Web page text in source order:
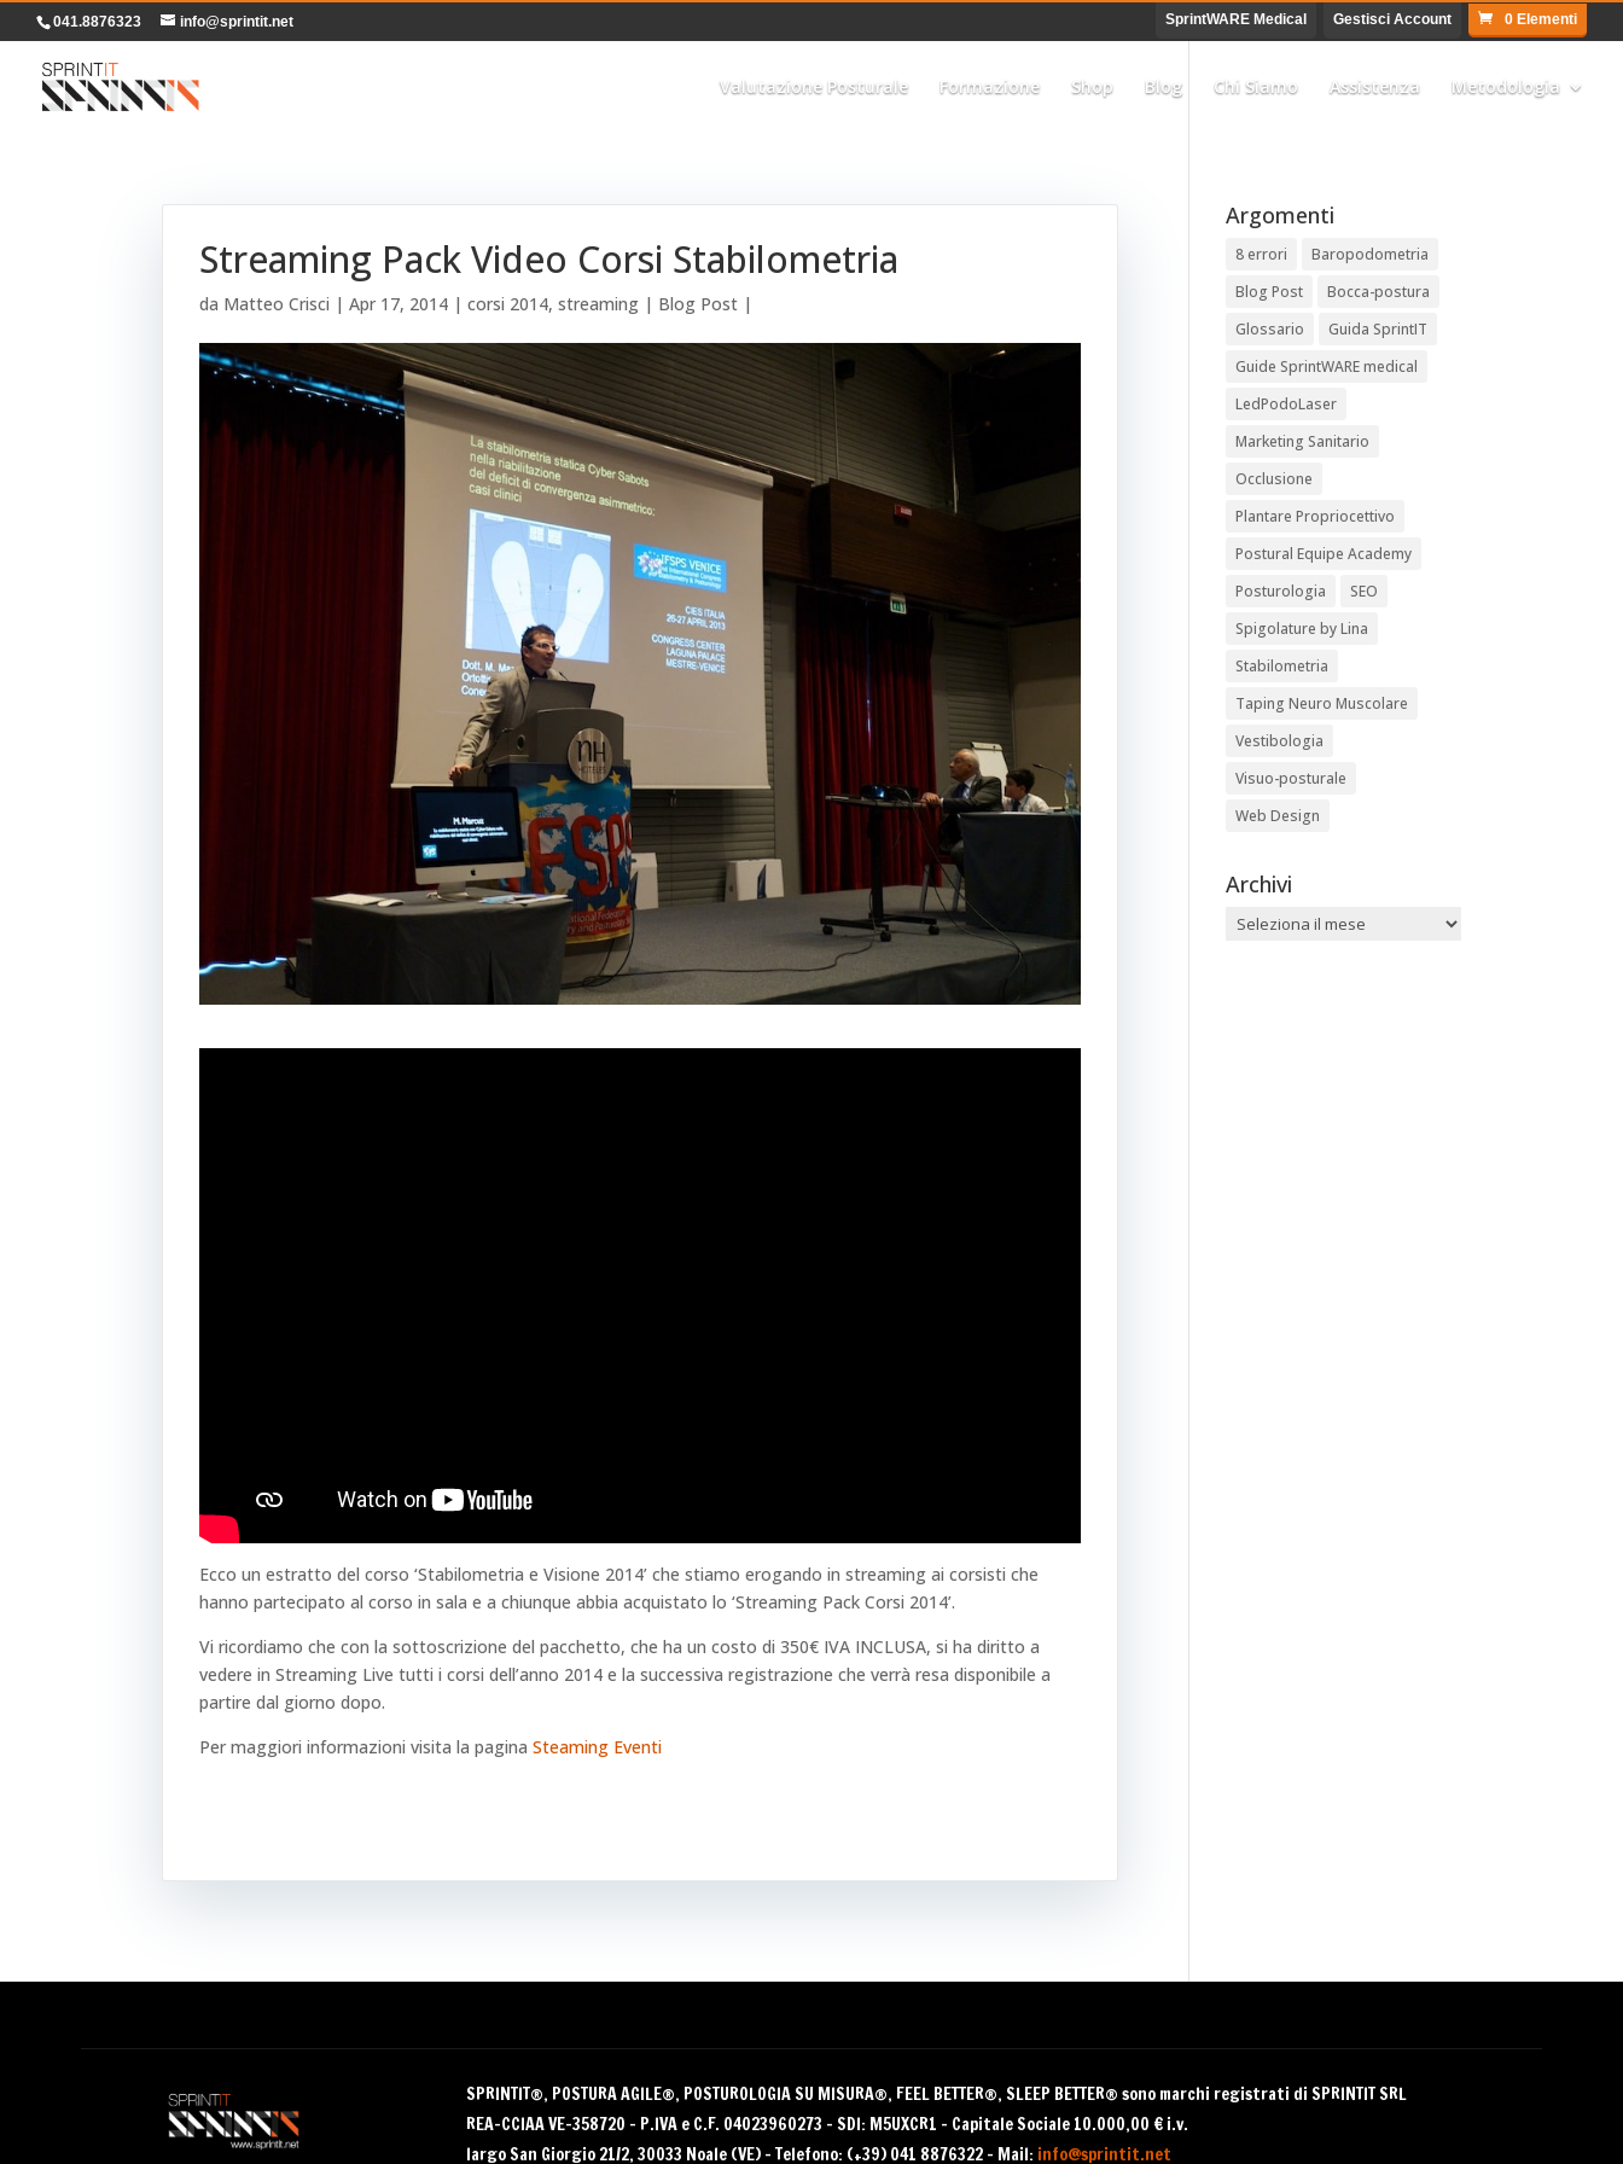
041.8876323 info@sprintit.net SprintWARE Medical Gestisci Account 0 Elementi
Valutazione Posturale Formazione Shop Blog Chi Siamo Assistenza Metodologia
Streaming Pack Video Corsi Stabilometria
da Matteo Crisci |Apr 17, 2014 |corsi 2014,streaming | Blog Post |
Ecco un estratto del corso ‘Stabilometria e Visione 2014’ che stiamo erogando in streaming ai corsisti che
hanno partecipato al corso in sala e a chiunque abbia acquistato lo ‘Streaming Pack Corsi 2014’.
Vi ricordiamo che con la sottoscrizione del pacchetto, che ha un costo di 350€ IVA INCLUSA, si ha diritto a
vedere in Streaming Live tutti i corsi dell’anno 2014 e la successiva registrazione che verrà resa disponibile a
partire dal giorno dopo.
Per maggiori informazioni visita la pagina Steaming Eventi
Argomenti
8 errori
Baropodometria
Blog Post
Bocca-postura
Glossario
Guida SprintIT
Guide SprintWARE medical
LedPodoLaser
Marketing Sanitario
Occlusione
Plantare Propriocettivo
Postural Equipe Academy
Posturologia
SEO
Spigolature by Lina
Stabilometria
Taping Neuro Muscolare
Vestibologia
Visuo-posturale
Web Design
Archivi
Archivi
SPRINTIT®, POSTURA AGILE®, POSTUROLOGIA SU MISURA®, FEEL BETTER®, SLEEP BETTER® sono marchi registrati di SPRINTIT SRL
REA-CCIAA VE-358720 – P.IVA e C.F. 04023960273 – SDI: M5UXCR1 – Capitale Sociale 10.000,00 € i.v.
largo San Giorgio 21/2, 30033 Noale (VE) – Telefono: (+39) 041 8876322 – Mail: info@sprintit.net